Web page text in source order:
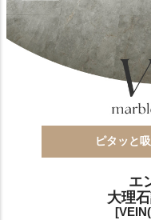
ピタッと
エ
大理